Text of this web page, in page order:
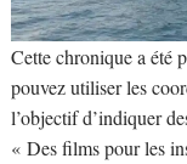
Cette chronique a été
pouvez utiliser les
l’objectif d’indiquer
« Des films pour les